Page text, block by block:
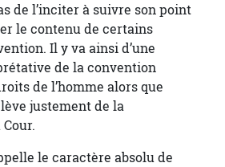
de l’inciter à suivre son point
le contenu de certains
Il y va ainsi d’une
de la convention
de l’homme alors que
justement de la
le caractère absolu de